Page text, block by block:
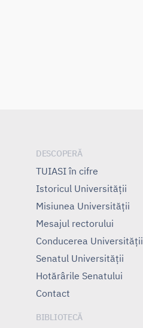
DESCOPERĂ
TUIASI în cifre
Istoricul Universităţii
Misiunea Universităţii
Mesajul rectorului
Conducerea Universităţii
Senatul Universității
Hotărârile Senatului
Contact
BIBLIOTECĂ